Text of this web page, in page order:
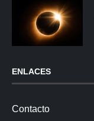
ENLACES
Contacto